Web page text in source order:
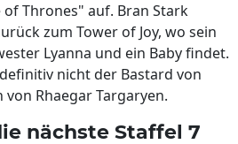
Thrones" auf. Bran Stark
zum Tower of Joy, wo sein
Lyanna und ein Baby findet.
nicht der Bastard von
Rhaegar Targaryen.
nächste Staffel 7